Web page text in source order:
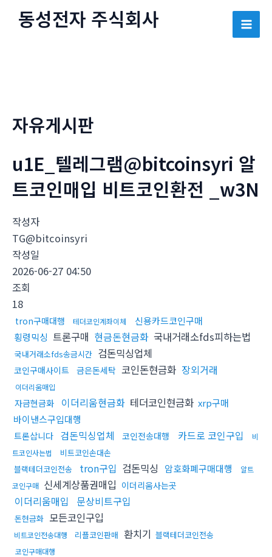
동성전자 주식회사
Main
자유게시판
u1E_텔레그램@bitcoinsyri 알
트코인매입 비트코인환전 _w3N
작성자
TG@bitcoinsyri
작성일
2026-06-27 04:50
조회
18
tron구매대행 테더코인계좌이체
신용카드코인구매
횡령믹싱 트론구매 현금돈현금화 국내거래소fds피하는법
국내거래소fds송금시간 검돈믹싱업체
코인구매사이트 금은돈세탁 코인돈현금화 장외거래
이더리움매입
자금현금화 이더리움현금화 테더코인현금화 xrp구매
바이낸스구입대행
트론삽니다 검돈믹싱업체 코인전송대행 카드로 코인구입
비
트코인사는법
비트코인손대손
블랙테더코인전송
tron구입 검돈믹싱 암호화폐구매대행
알트
코인구매 신세계상품권매입 이더리움사는곳
이더리움매입 문상비트구입
돈현금화 모든코인구입
비트코인전송대행 리플코인판매 환치기 블랙테더코인전송
코인구매대행